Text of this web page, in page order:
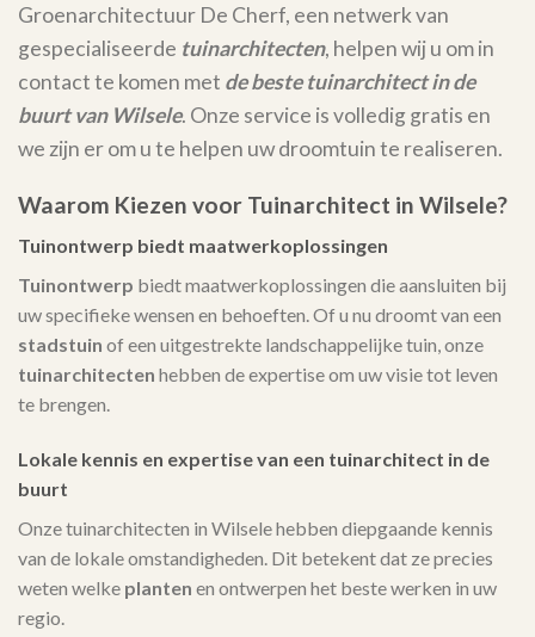
Groenarchitectuur De Cherf, een netwerk van
gespecialiseerde tuinarchitecten, helpen wij u om in
contact te komen met de beste tuinarchitect in de
buurt van Wilsele. Onze service is volledig gratis en
we zijn er om u te helpen uw droomtuin te realiseren.
Waarom Kiezen voor Tuinarchitect in Wilsele?
Tuinontwerp biedt maatwerkoplossingen
Tuinontwerp biedt maatwerkoplossingen die aansluiten bij
uw specifieke wensen en behoeften. Of u nu droomt van een
stadstuin of een uitgestrekte landschappelijke tuin, onze
tuinarchitecten hebben de expertise om uw visie tot leven
te brengen.
Lokale kennis en expertise van een tuinarchitect in de
buurt
Onze tuinarchitecten in Wilsele hebben diepgaande kennis
van de lokale omstandigheden. Dit betekent dat ze precies
weten welke planten en ontwerpen het beste werken in uw
regio.